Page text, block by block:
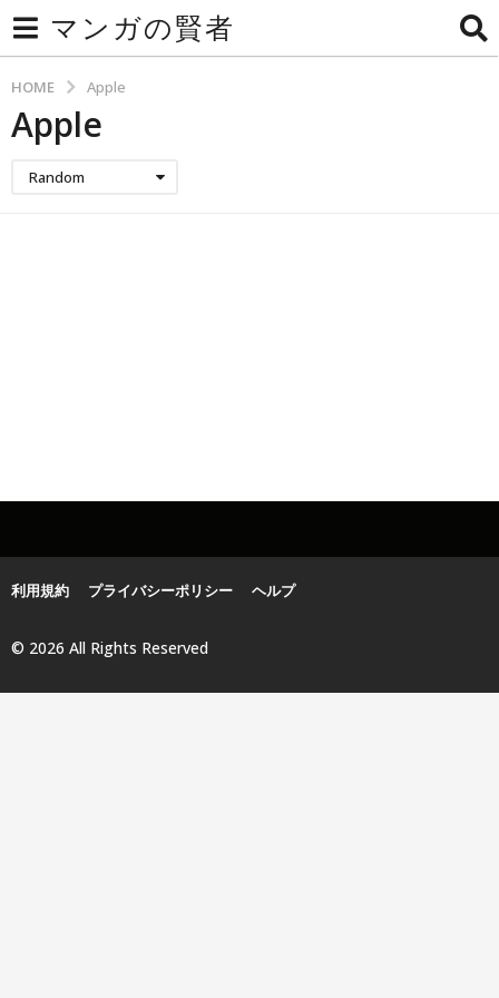
マンガの賢者
HOME Apple
Apple
Random
利用規約 プライバシーポリシー ヘルプ
© 2026 All Rights Reserved